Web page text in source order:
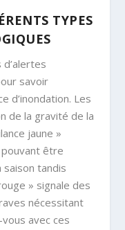
TYPES
savoir
d’inondation. Les
de la gravité de la
jaune »
être
saison tandis
» signale des
nécessitant
avec ces